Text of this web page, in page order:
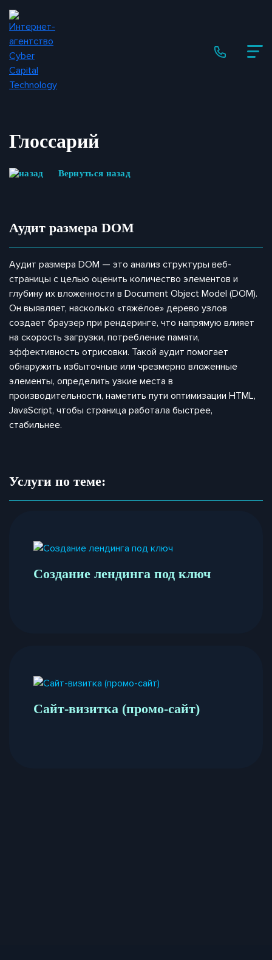
Глоссарий
Вернуться назад
Аудит размера DOM
Аудит размера DOM — это анализ структуры веб-
страницы с целью оценить количество элементов и
глубину их вложенности в Document Object Model (DOM).
Он выявляет, насколько «тяжёлое» дерево узлов
создает браузер при рендеринге, что напрямую влияет
на скорость загрузки, потребление памяти,
эффективность отрисовки. Такой аудит помогает
обнаружить избыточные или чрезмерно вложенные
элементы, определить узкие места в
производительности, наметить пути оптимизации HTML,
JavaScript, чтобы страница работала быстрее,
стабильнее.
Услуги по теме:
Создание лендинга под ключ
Сайт-визитка (промо-сайт)